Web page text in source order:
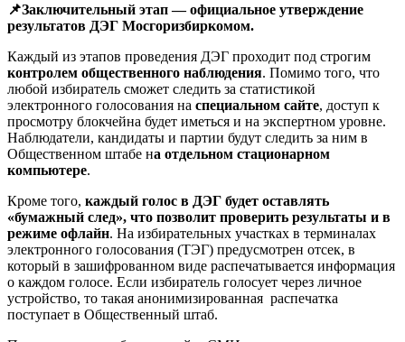
📌Заключительный этап — официальное утверждение
результатов ДЭГ Мосгоризбиркомом.
Каждый из этапов проведения ДЭГ проходит под строгим
контролем общественного наблюдения. Помимо того, что
любой избиратель сможет следить за статистикой
электронного голосования на специальном сайте, доступ к
просмотру блокчейна будет иметься и на экспертном уровне.
Наблюдатели, кандидаты и партии будут следить за ним в
Общественном штабе на отдельном стационарном
компьютере.
Кроме того, каждый голос в ДЭГ будет оставлять
«бумажный след», что позволит проверить результаты и в
режиме офлайн. На избирательных участках в терминалах
электронного голосования (ТЭГ) предусмотрен отсек, в
который в зашифрованном виде распечатывается информация
о каждом голосе. Если избиратель голосует через личное
устройство, то такая анонимизированная распечатка
поступает в Общественный штаб.